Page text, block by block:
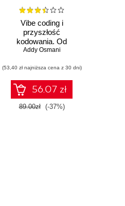
Vibe coding i
przyszłość
kodowania. Od
programisty do
Addy Osmani
(53,40 zł najniższa cena z 30 dni)
56.07 zł
89.00zł (-37%)